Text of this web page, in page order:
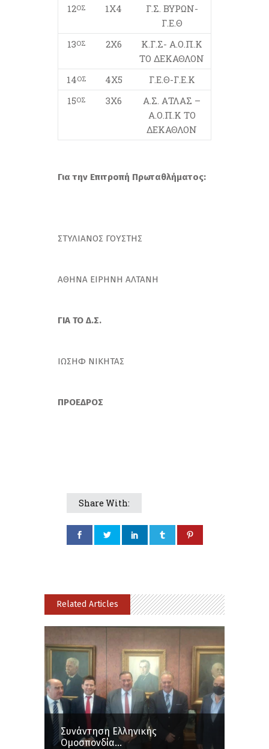
12ΟΣ 1Χ4
Γ.Σ. ΒΥΡΩΝ-
Γ.Ε.Θ
13ΟΣ 2Χ6
Κ.Γ.Σ- Α.Ο.Π.Κ
ΤΟ ΔΕΚΑΘΛΟΝ
14ΟΣ 4Χ5
Γ.Ε.Θ-Γ.Ε.Κ
15ΟΣ 3Χ6
Α.Σ. ΑΤΛΑΣ –
Α.Ο.Π.Κ ΤΟ
ΔΕΚΑΘΛΟΝ
Για την Επιτροπή Πρωταθλήματος:
ΣΤΥΛΙΑΝΟΣ ΓΟΥΣΤΗΣ
ΑΘΗΝΑ ΕΙΡΗΝΗ ΑΛΤΑΝΗ
ΓΙΑ ΤΟ Δ.Σ.
ΙΩΣΗΦ ΝΙΚΗΤΑΣ
ΠΡΟΕΔΡΟΣ
Share With:
Related Articles
Συνάντηση Ελληνικής
Ομοσπονδία...